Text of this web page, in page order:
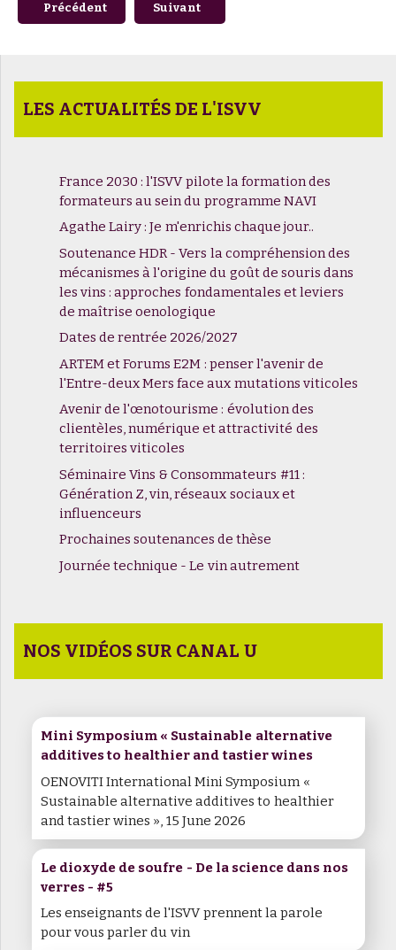
Article précédent : Emilie Suhas, lauréate du Prix
Précédent Article suivant : Prochaine formation
Suivant
LES ACTUALITÉS DE L'ISVV
France 2030 : l'ISVV pilote la formation des
formateurs au sein du programme NAVI
Agathe Lairy : Je m'enrichis chaque jour..
Soutenance HDR - Vers la compréhension des
mécanismes à l'origine du goût de souris dans
les vins : approches fondamentales et leviers
de maîtrise oenologique
Dates de rentrée 2026/2027
ARTEM et Forums E2M : penser l'avenir de
l'Entre-deux Mers face aux mutations viticoles
Avenir de l'œnotourisme : évolution des
clientèles, numérique et attractivité des
territoires viticoles
Séminaire Vins & Consommateurs #11 :
Génération Z, vin, réseaux sociaux et
influenceurs
Prochaines soutenances de thèse
Journée technique - Le vin autrement
NOS VIDÉOS SUR CANAL U
Mini Symposium « Sustainable alternative
additives to healthier and tastier wines
OENOVITI International Mini Symposium «
Sustainable alternative additives to healthier
and tastier wines », 15 June 2026
Le dioxyde de soufre - De la science dans nos
verres - #5
Les enseignants de l'ISVV prennent la parole
pour vous parler du vin